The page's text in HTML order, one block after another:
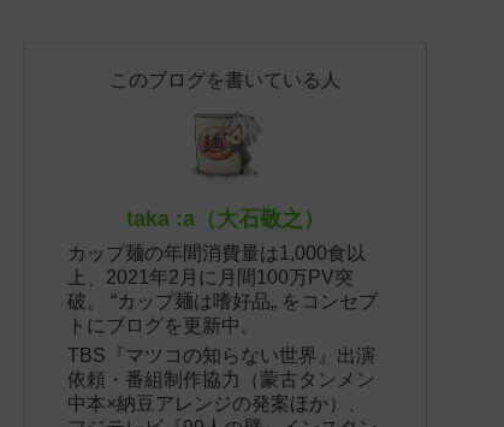
このブログを書いている人
taka :a（大石敬之）
カップ麺の年間消費量は1,000食以
上、2021年2月に月間100万PV突
破。 “カップ麺は嗜好品„ をコンセプ
トにブログを更新中。
TBS『マツコの知らない世界』出演
依頼・番組制作協力（蒙古タンメン
中本×納豆アレンジの発案ほか）、